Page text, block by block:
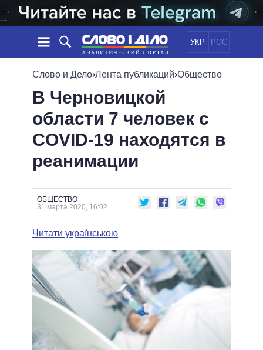
УКР РОС
НОВОСТИ
ЛЕНТА
СОБЫТИЯ
СТАТЬИ
ОБЗОРЫ
ДАЙДЖЕСТЫ
ПОЛИТИКА
ЭКОНОМИКА
ОБЩЕСТВО
МИР
ОБЕЩАНИЯ
ПОЛИТИКИ
ПРЕЗИДЕНТ И ОФИС
ВЕРХОВНАЯ РАДА
КАБИНЕТ МИНИСТРОВ
МЭРЫ
ВСЕ ПЕРСОНЫ
ИНФОГРАФИКА
ПОДДЕРЖАТЬ
СРАВНЕНИЕ ПОЛИТИКОВ
Слово и Дело›Лента публикаций›Общество
В Черновицкой
области 7 человек с
COVID-19 находятся в
реанимации
ОБЩЕСТВО
31 марта 2020, 16:02
Читати українською